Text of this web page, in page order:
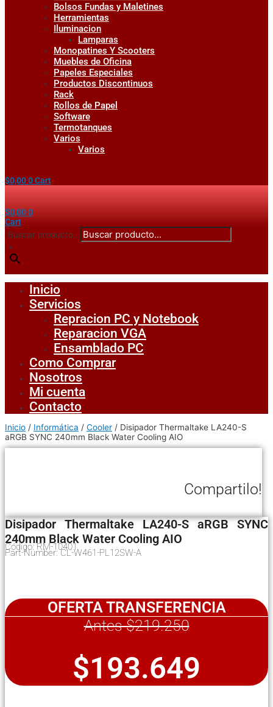
Bolsos Fundas y Maletines
Herramientas
Iluminacion
Lamparas
Monopatines Y Scooters
Muebles de Oficina
Papeles Especiales
Productos Discontinuos
Rack
Rollos de Papel
Software
Termotanques
Varios
Varios
$0,000Cart
$0,000
Cart
Buscar producto...
×
Inicio
Servicios
Repracion PC y Notebook
Reparacion VGA
Ensamblado PC
Como Comprar
Nosotros
Mi cuenta
Contacto
Inicio / Informática / Cooler / Disipador Thermaltake LA240-S
aRGB SYNC 240mm Black Water Cooling AIO
Compartilo!
Disipador Thermaltake LA240-S aRGB SYNC
240mm Black Water Cooling AIO
Código: RM-10401
Part-Number: CL-W461-PL12SW-A
OFERTA TRANSFERENCIA
Antes $219.250
$193.649